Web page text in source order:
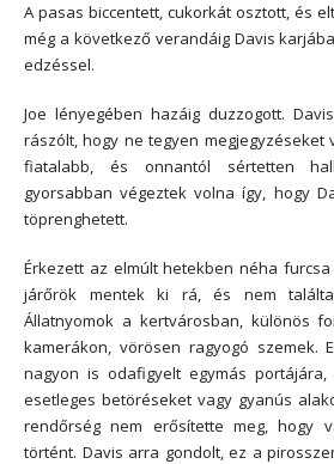
A pasas biccentett, cukorkát osztott, és
még a következő verandáig Davis
edzéssel.
Joe lényegében hazáig duzzogott.
rászólt, hogy ne tegyen megjegyzéseket
fiatalabb, és onnantól sértetten
gyorsabban végeztek volna így, hogy
töprenghetett.
Érkezett az elmúlt hetekben néha
járőrök mentek ki rá, és nem
Állatnyomok a kertvárosban, különös
kamerákon, vörösen ragyogó szemek.
nagyon is odafigyelt egymás
esetleges betöréseket vagy gyanús
rendőrség nem erősítette meg, hogy
történt. Davis arra gondolt, ez a